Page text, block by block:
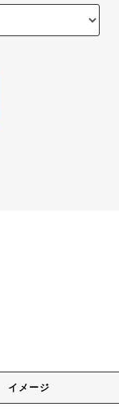
イメージ